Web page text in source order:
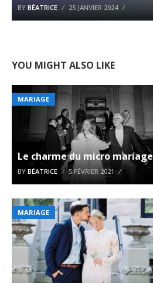
BY BÉATRICE 25 JANVIER 2024
YOU MIGHT ALSO LIKE
MARIAGE
Le charme du micro mariage
BY BÉATRICE 5 FÉVRIER 2021
MARIAGE